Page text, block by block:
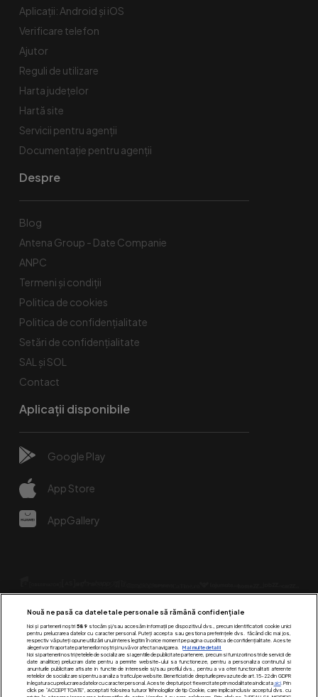
Aplicații: Android și iOS
Verificare telefon
Ajutor
Reguli de utilizare
Harta județelor
Hartă site
Servicii pentru agenții
Documentație pentru agenții
Despre
Blog
Antena Group - Date Companie
ANPC
Termeni și condiții
Politica de cookies
Politica de confidențialitate
Setări de confidențialitate
SAL și SOL
Contact
Aplicații disponibile
Google Play
App Store
AppGallery
Urmărește-ne pe:
Nouă ne pasă ca datele tale personale să rămână confidențiale
Noi și partenerii noștri 589stocăm și/sau accesăm informații pe dispozitivul dvs., precum identificatorii cookie unici
pentru prelucrarea datelor cu caracter personal. Puteți accepta sau gestiona preferințele dvs. făcând clic mai jos,
respectiv vă puteți opune utilizării unui interes legitim în orice moment pe pagina cu politica de confidențialitate. Aceste
alegeri vor fi raportate partenerilor noștri și nu vă vor afecta navigarea.
Mai multe detalii
Noi si partenerii nostri (retelele de socializare si agentiile de publicitate partenere, precum si furnizorii nostri de servicii de
date analitice) prelucram date pentru a permite website-ului sa functioneze, pentru a personaliza continutul si
anunturile publicitare afisate in functie de interesele si/sau profilul dvs., pentru a va oferi functionalitati aferente
retelelor de socializare si pentru a analiza traficul pe website. Beneficiati de drepturile prevazute de art. 15-22 din GDPR
in legatura cu prelucrarea datelor cu caracter personal. Aceste drepturi pot fi exercitate prin modalitatea indicataaici. Prin
click pe “ACCEPT TOATE”, acceptati folosirea tuturor Tehnologiilor de tip Cookie, care implica inclusiv acceptul dvs. cu